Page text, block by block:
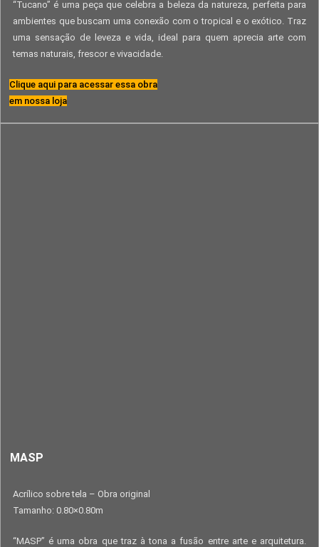
“Tucano” é uma peça que celebra a beleza da natureza, perfeita para
ambientes que buscam uma conexão com o tropical e o exótico. Traz
uma sensação de leveza e vida, ideal para quem aprecia arte com
temas naturais, frescor e vivacidade.
Clique aqui para acessar essa obra
em nossa loja
MASP
Acrílico sobre tela – Obra original
Tamanho: 0.80×0.80m
“MASP” é uma obra que traz à tona a fusão entre arte e arquitetura.